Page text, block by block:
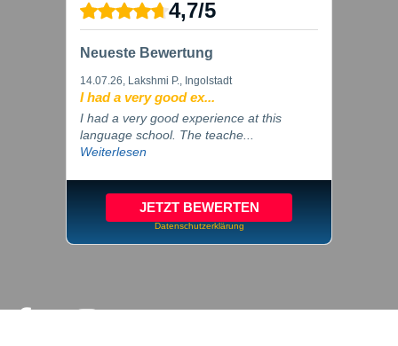
4,7/5
Neueste Bewertung
14.07.26, Lakshmi P., Ingolstadt
I had a very good ex...
I had a very good experience at this
language school. The teache...
Weiterlesen
JETZT BEWERTEN
Datenschutzerklärung